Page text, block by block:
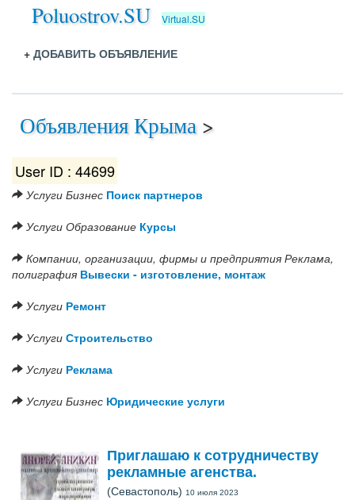
Poluostrov.SU Virtual.SU
+ ДОБАВИТЬ ОБЪЯВЛЕНИЕ
Объявления Крыма >
User ID : 44699
Услуги Бизнес Поиск партнеров
Услуги Образование Курсы
Компании, организации, фирмы и предприятия Реклама,
полиграфия Вывески - изготовление, монтаж
Услуги Ремонт
Услуги Строительство
Услуги Реклама
Услуги Бизнес Юридические услуги
Приглашаю к сотрудничеству
рекламные агенства.
(Севастополь) 10 июля 2023